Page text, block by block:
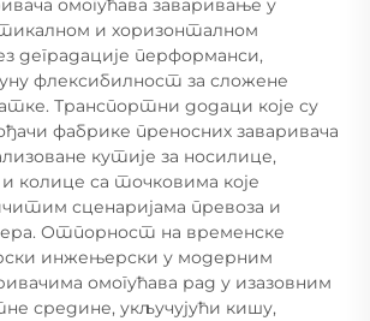
омогућава заваривање у
и хоризонталном
деградације перформанси,
флексибилност за сложене
Транспортни додаци које су
фабрике преносних заваривача
кутије за носилице,
и колице са точковима које
сценаријама превоза и
Отпорност на временске
инжењерски у модерним
омогућава рад у изазовним
средине, укључујући кишу,